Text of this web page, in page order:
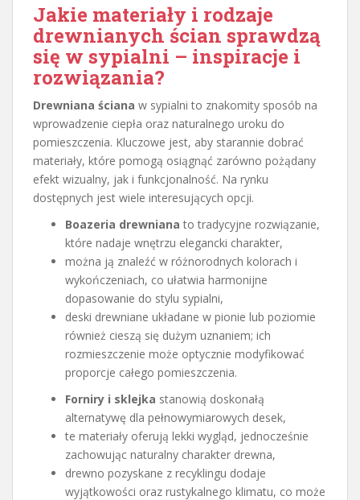
Jakie materiały i rodzaje
drewnianych ścian sprawdzą
się w sypialni – inspiracje i
rozwiązania?
Drewniana ściana w sypialni to znakomity sposób na
wprowadzenie ciepła oraz naturalnego uroku do
pomieszczenia. Kluczowe jest, aby starannie dobrać
materiały, które pomogą osiągnąć zarówno pożądany
efekt wizualny, jak i funkcjonalność. Na rynku
dostępnych jest wiele interesujących opcji.
Boazeria drewniana to tradycyjne rozwiązanie,
które nadaje wnętrzu elegancki charakter,
można ją znaleźć w różnorodnych kolorach i
wykończeniach, co ułatwia harmonijne
dopasowanie do stylu sypialni,
deski drewniane układane w pionie lub poziomie
również cieszą się dużym uznaniem; ich
rozmieszczenie może optycznie modyfikować
proporcje całego pomieszczenia.
Forniry i sklejka stanowią doskonałą
alternatywę dla pełnowymiarowych desek,
te materiały oferują lekki wygląd, jednocześnie
zachowując naturalny charakter drewna,
drewno pozyskane z recyklingu dodaje
wyjątkowości oraz rustykalnego klimatu, co może